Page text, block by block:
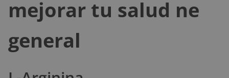
mejorar tu salud ne
general